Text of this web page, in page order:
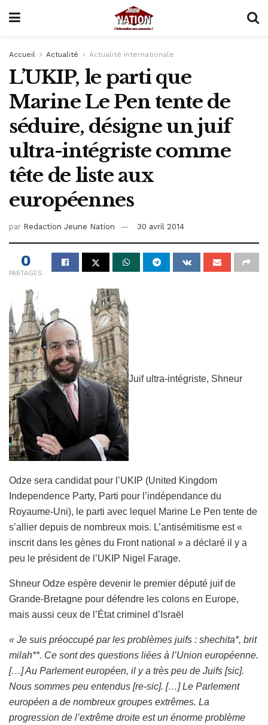
Accueil Actualité Actualité internationale
L’UKIP, le parti que
Marine Le Pen tente de
séduire, désigne un juif
ultra-intégriste comme
tête de liste aux
européennes
par Redaction Jeune Nation 30 avril 2014
0
PARTAGES
Juif ultra-intégriste, Shneur
Odze sera candidat pour l’UKIP (United Kingdom
Independence Party, Parti pour l’indépendance du
Royaume-Uni), le parti avec lequel Marine Le Pen tente de
s’allier depuis de nombreux mois. L’antisémitisme est «
inscrit dans les gènes du Front national » a déclaré il y a
peu le président de l’UKIP Nigel Farage.
Shneur Odze espère devenir le premier député juif de
Grande-Bretagne pour défendre les colons en Europe,
mais aussi ceux de l’État criminel d’Israël
« Je suis préoccupé par les problèmes juifs : shechita*, brit
milah**. Ce sont des questions liées à l’Union européenne.
[…] Au Parlement européen, il y a très peu de Juifs [sic].
Nous sommes peu entendus [re-sic]. […] Le Parlement
européen a de nombreux groupes extrêmes. La
progression de l’extrême droite est un énorme problème